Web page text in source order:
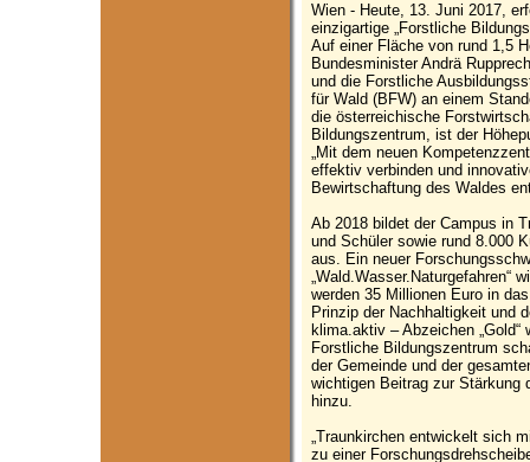
Wien - Heute, 13. Juni 2017,
einzigartige „Forstliche
Auf einer Fläche von rund 1,5
Bundesminister Andrä
und die Forstliche
für Wald (BFW) an einem
die österreichische
Bildungszentrum, ist der
„Mit dem neuen
effektiv verbinden und
Bewirtschaftung des Waldes
Ab 2018 bildet der Campus in
und Schüler sowie rund 8.000
aus. Ein neuer
„Wald.Wasser.Naturgefahren“
werden 35 Millionen Euro in
Prinzip der Nachhaltigkeit und
klima.aktiv – Abzeichen
Forstliche Bildungszentrum
der Gemeinde und der
wichtigen Beitrag zur Stärkung
hinzu.
„Traunkirchen entwickelt sich
zu einer